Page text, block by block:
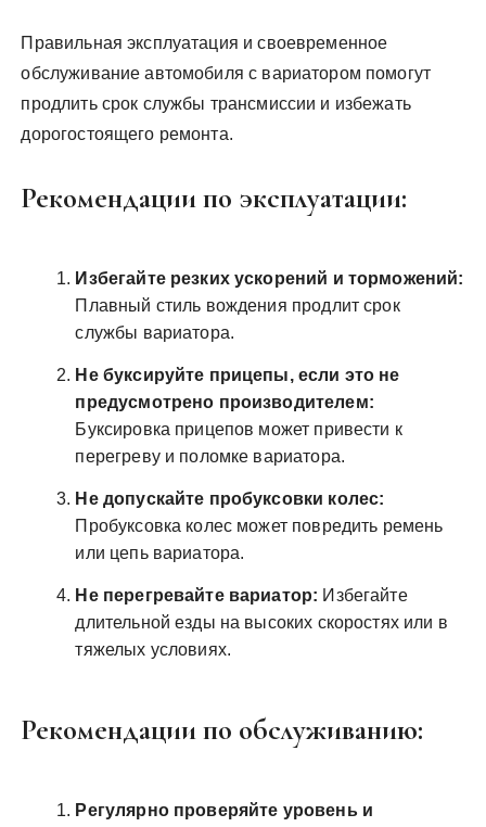
Правильная эксплуатация и своевременное
обслуживание автомобиля с вариатором помогут
продлить срок службы трансмиссии и избежать
дорогостоящего ремонта.
Рекомендации по эксплуатации:
Избегайте резких ускорений и торможений:
Плавный стиль вождения продлит срок
службы вариатора.
Не буксируйте прицепы, если это не
предусмотрено производителем:
Буксировка прицепов может привести к
перегреву и поломке вариатора.
Не допускайте пробуксовки колес:
Пробуксовка колес может повредить ремень
или цепь вариатора.
Не перегревайте вариатор: Избегайте
длительной езды на высоких скоростях или в
тяжелых условиях.
Рекомендации по обслуживанию:
Регулярно проверяйте уровень и